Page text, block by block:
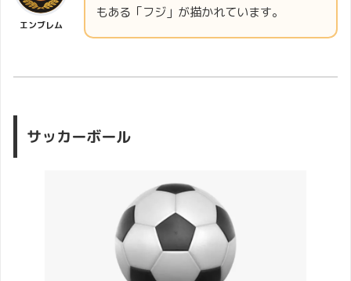
エンブレム
もある「フジ」が描かれています。
サッカーボール